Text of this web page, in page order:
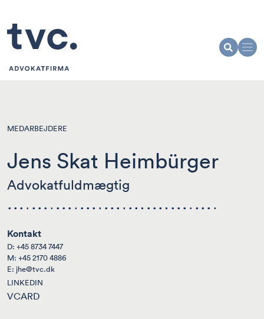
MEDARBEJDERE
Jens Skat Heimbürger
Advokatfuldmægtig
Kontakt
D: +45 8734 7447
M: +45 2170 4886
E: jhe@tvc.dk
LINKEDIN
VCARD